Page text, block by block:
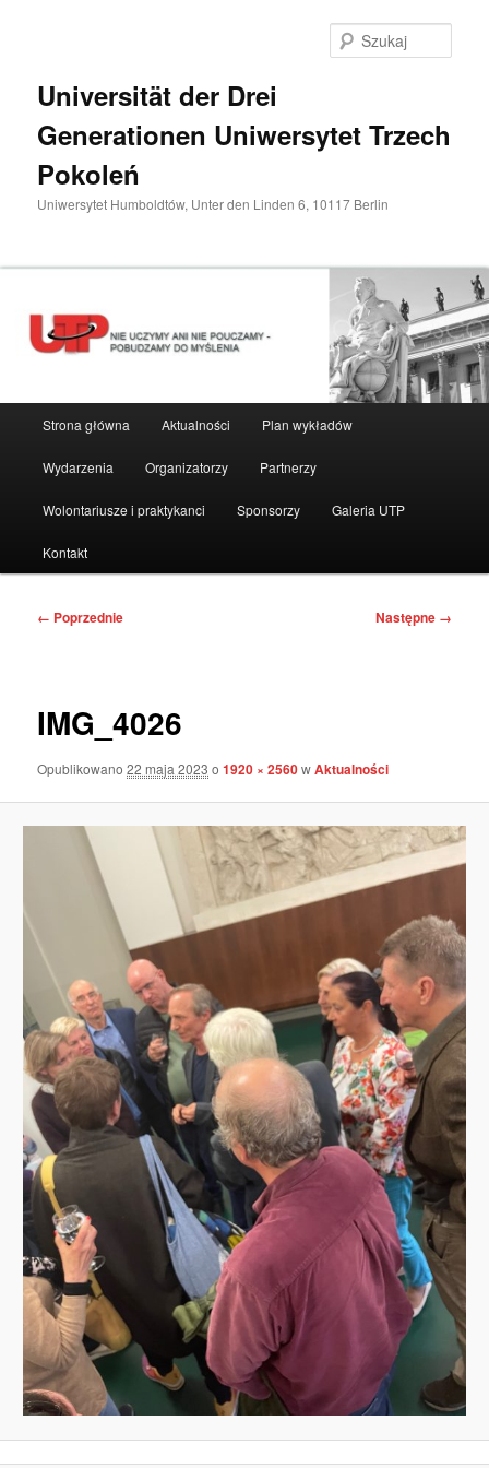
Universität der Drei
Generationen Uniwersytet Trzech
Pokoleń
Uniwersytet Humboldtów, Unter den Linden 6, 10117 Berlin
Strona główna Aktualności Plan wykładów
Wydarzenia Organizatorzy Partnerzy
Wolontariusze i praktykanci Sponsorzy Galeria UTP
Kontakt
Nawigacja
← Poprzednie Następne →
IMG_4026
Opublikowano22 maja 2023 o1920 × 2560wAktualności